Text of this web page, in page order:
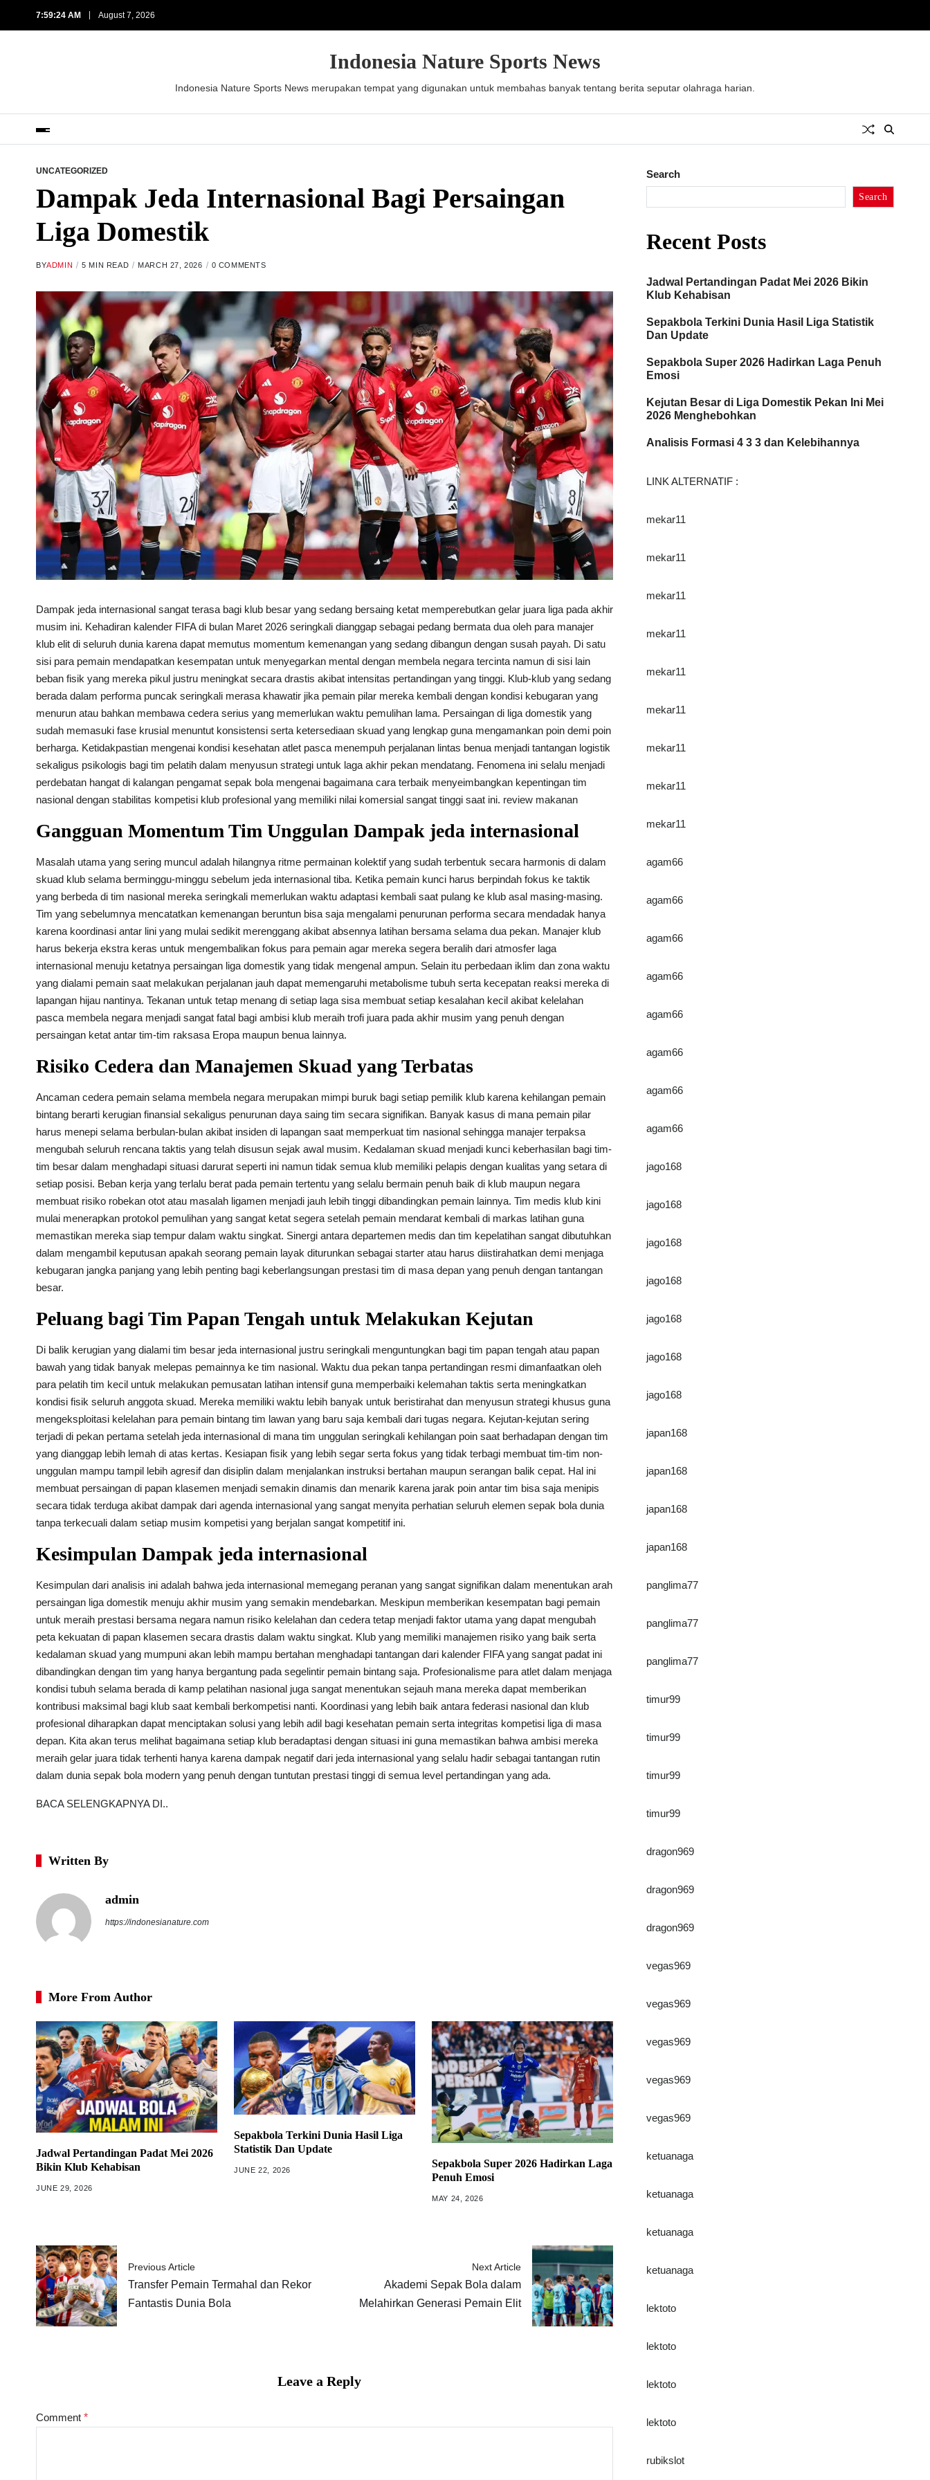
7:59:25 AM August 7, 2026
Indonesia Nature Sports News
Indonesia Nature Sports News merupakan tempat yang digunakan untuk membahas banyak tentang berita seputar olahraga harian.
UNCATEGORIZED
Dampak Jeda Internasional Bagi Persaingan
Liga Domestik
BYADMIN 5 MIN READ MARCH 27, 2026 0 COMMENTS
Dampak jeda internasional sangat terasa bagi klub besar yang sedang bersaing ketat memperebutkan gelar juara liga pada akhir
musim ini. Kehadiran kalender FIFA di bulan Maret 2026 seringkali dianggap sebagai pedang bermata dua oleh para manajer
klub elit di seluruh dunia karena dapat memutus momentum kemenangan yang sedang dibangun dengan susah payah. Di satu
sisi para pemain mendapatkan kesempatan untuk menyegarkan mental dengan membela negara tercinta namun di sisi lain
beban fisik yang mereka pikul justru meningkat secara drastis akibat intensitas pertandingan yang tinggi. Klub-klub yang sedang
berada dalam performa puncak seringkali merasa khawatir jika pemain pilar mereka kembali dengan kondisi kebugaran yang
menurun atau bahkan membawa cedera serius yang memerlukan waktu pemulihan lama. Persaingan di liga domestik yang
sudah memasuki fase krusial menuntut konsistensi serta ketersediaan skuad yang lengkap guna mengamankan poin demi poin
berharga. Ketidakpastian mengenai kondisi kesehatan atlet pasca menempuh perjalanan lintas benua menjadi tantangan logistik
sekaligus psikologis bagi tim pelatih dalam menyusun strategi untuk laga akhir pekan mendatang. Fenomena ini selalu menjadi
perdebatan hangat di kalangan pengamat sepak bola mengenai bagaimana cara terbaik menyeimbangkan kepentingan tim
nasional dengan stabilitas kompetisi klub profesional yang memiliki nilai komersial sangat tinggi saat ini. review makanan
Gangguan Momentum Tim Unggulan Dampak jeda internasional
Masalah utama yang sering muncul adalah hilangnya ritme permainan kolektif yang sudah terbentuk secara harmonis di dalam
skuad klub selama berminggu-minggu sebelum jeda internasional tiba. Ketika pemain kunci harus berpindah fokus ke taktik
yang berbeda di tim nasional mereka seringkali memerlukan waktu adaptasi kembali saat pulang ke klub asal masing-masing.
Tim yang sebelumnya mencatatkan kemenangan beruntun bisa saja mengalami penurunan performa secara mendadak hanya
karena koordinasi antar lini yang mulai sedikit merenggang akibat absennya latihan bersama selama dua pekan. Manajer klub
harus bekerja ekstra keras untuk mengembalikan fokus para pemain agar mereka segera beralih dari atmosfer laga
internasional menuju ketatnya persaingan liga domestik yang tidak mengenal ampun. Selain itu perbedaan iklim dan zona waktu
yang dialami pemain saat melakukan perjalanan jauh dapat memengaruhi metabolisme tubuh serta kecepatan reaksi mereka di
lapangan hijau nantinya. Tekanan untuk tetap menang di setiap laga sisa membuat setiap kesalahan kecil akibat kelelahan
pasca membela negara menjadi sangat fatal bagi ambisi klub meraih trofi juara pada akhir musim yang penuh dengan
persaingan ketat antar tim-tim raksasa Eropa maupun benua lainnya.
Risiko Cedera dan Manajemen Skuad yang Terbatas
Ancaman cedera pemain selama membela negara merupakan mimpi buruk bagi setiap pemilik klub karena kehilangan pemain
bintang berarti kerugian finansial sekaligus penurunan daya saing tim secara signifikan. Banyak kasus di mana pemain pilar
harus menepi selama berbulan-bulan akibat insiden di lapangan saat memperkuat tim nasional sehingga manajer terpaksa
mengubah seluruh rencana taktis yang telah disusun sejak awal musim. Kedalaman skuad menjadi kunci keberhasilan bagi tim-
tim besar dalam menghadapi situasi darurat seperti ini namun tidak semua klub memiliki pelapis dengan kualitas yang setara di
setiap posisi. Beban kerja yang terlalu berat pada pemain tertentu yang selalu bermain penuh baik di klub maupun negara
membuat risiko robekan otot atau masalah ligamen menjadi jauh lebih tinggi dibandingkan pemain lainnya. Tim medis klub kini
mulai menerapkan protokol pemulihan yang sangat ketat segera setelah pemain mendarat kembali di markas latihan guna
memastikan mereka siap tempur dalam waktu singkat. Sinergi antara departemen medis dan tim kepelatihan sangat dibutuhkan
dalam mengambil keputusan apakah seorang pemain layak diturunkan sebagai starter atau harus diistirahatkan demi menjaga
kebugaran jangka panjang yang lebih penting bagi keberlangsungan prestasi tim di masa depan yang penuh dengan tantangan
besar.
Peluang bagi Tim Papan Tengah untuk Melakukan Kejutan
Di balik kerugian yang dialami tim besar jeda internasional justru seringkali menguntungkan bagi tim papan tengah atau papan
bawah yang tidak banyak melepas pemainnya ke tim nasional. Waktu dua pekan tanpa pertandingan resmi dimanfaatkan oleh
para pelatih tim kecil untuk melakukan pemusatan latihan intensif guna memperbaiki kelemahan taktis serta meningkatkan
kondisi fisik seluruh anggota skuad. Mereka memiliki waktu lebih banyak untuk beristirahat dan menyusun strategi khusus guna
mengeksploitasi kelelahan para pemain bintang tim lawan yang baru saja kembali dari tugas negara. Kejutan-kejutan sering
terjadi di pekan pertama setelah jeda internasional di mana tim unggulan seringkali kehilangan poin saat berhadapan dengan tim
yang dianggap lebih lemah di atas kertas. Kesiapan fisik yang lebih segar serta fokus yang tidak terbagi membuat tim-tim non-
unggulan mampu tampil lebih agresif dan disiplin dalam menjalankan instruksi bertahan maupun serangan balik cepat. Hal ini
membuat persaingan di papan klasemen menjadi semakin dinamis dan menarik karena jarak poin antar tim bisa saja menipis
secara tidak terduga akibat dampak dari agenda internasional yang sangat menyita perhatian seluruh elemen sepak bola dunia
tanpa terkecuali dalam setiap musim kompetisi yang berjalan sangat kompetitif ini.
Kesimpulan Dampak jeda internasional
Kesimpulan dari analisis ini adalah bahwa jeda internasional memegang peranan yang sangat signifikan dalam menentukan arah
persaingan liga domestik menuju akhir musim yang semakin mendebarkan. Meskipun memberikan kesempatan bagi pemain
untuk meraih prestasi bersama negara namun risiko kelelahan dan cedera tetap menjadi faktor utama yang dapat mengubah
peta kekuatan di papan klasemen secara drastis dalam waktu singkat. Klub yang memiliki manajemen risiko yang baik serta
kedalaman skuad yang mumpuni akan lebih mampu bertahan menghadapi tantangan dari kalender FIFA yang sangat padat ini
dibandingkan dengan tim yang hanya bergantung pada segelintir pemain bintang saja. Profesionalisme para atlet dalam menjaga
kondisi tubuh selama berada di kamp pelatihan nasional juga sangat menentukan sejauh mana mereka dapat memberikan
kontribusi maksimal bagi klub saat kembali berkompetisi nanti. Koordinasi yang lebih baik antara federasi nasional dan klub
profesional diharapkan dapat menciptakan solusi yang lebih adil bagi kesehatan pemain serta integritas kompetisi liga di masa
depan. Kita akan terus melihat bagaimana setiap klub beradaptasi dengan situasi ini guna memastikan bahwa ambisi mereka
meraih gelar juara tidak terhenti hanya karena dampak negatif dari jeda internasional yang selalu hadir sebagai tantangan rutin
dalam dunia sepak bola modern yang penuh dengan tuntutan prestasi tinggi di semua level pertandingan yang ada.
BACA SELENGKAPNYA DI..
Written By
admin
https://indonesianature.com
More From Author
Jadwal Pertandingan Padat Mei 2026
Bikin Klub Kehabisan
JUNE 29, 2026
Sepakbola Terkini Dunia Hasil Liga
Statistik Dan Update
JUNE 22, 2026
Sepakbola Super 2026 Hadirkan Laga
Penuh Emosi
MAY 24, 2026
Previous Article
Transfer Pemain Termahal dan Rekor
Fantastis Dunia Bola
Next Article
Akademi Sepak Bola dalam
Melahirkan Generasi Pemain Elit
Leave a Reply
Comment *
Search
Search
Recent Posts
Jadwal Pertandingan Padat Mei 2026 Bikin
Klub Kehabisan
Sepakbola Terkini Dunia Hasil Liga Statistik
Dan Update
Sepakbola Super 2026 Hadirkan Laga Penuh
Emosi
Kejutan Besar di Liga Domestik Pekan Ini Mei
2026 Menghebohkan
Analisis Formasi 4 3 3 dan Kelebihannya
LINK ALTERNATIF :
mekar11
mekar11
mekar11
mekar11
mekar11
mekar11
mekar11
mekar11
mekar11
agam66
agam66
agam66
agam66
agam66
agam66
agam66
agam66
jago168
jago168
jago168
jago168
jago168
jago168
jago168
japan168
japan168
japan168
japan168
panglima77
panglima77
panglima77
timur99
timur99
timur99
timur99
dragon969
dragon969
dragon969
vegas969
vegas969
vegas969
vegas969
vegas969
ketuanaga
ketuanaga
ketuanaga
ketuanaga
lektoto
lektoto
lektoto
lektoto
rubikslot